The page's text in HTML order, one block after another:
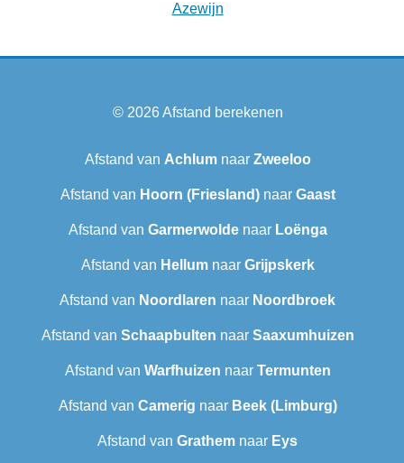
Azewijn
© 2026Afstand berekenen
Afstand van Achlumnaar Zweeloo
Afstand van Hoorn (Friesland)naar Gaast
Afstand van Garmerwoldenaar Loënga
Afstand van Hellumnaar Grijpskerk
Afstand van Noordlaren naar Noordbroek
Afstand van Schaapbulten naar Saaxumhuizen
Afstand van Warfhuizen naar Termunten
Afstand van Camerig naar Beek (Limburg)
Afstand van Grathem naar Eys